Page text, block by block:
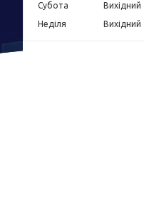
Субота
Вихідний
Неділя
Вихідний